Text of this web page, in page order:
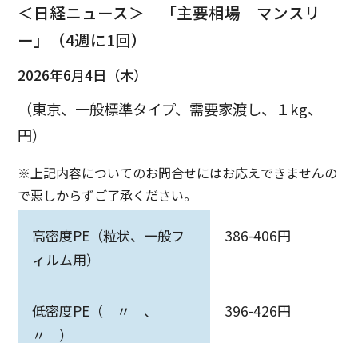
＜日経ニュース＞ 「主要相場 マンスリ
ー」（4週に1回）
2026年6月4日（木）
（東京、一般標準タイプ、需要家渡し、１kg、
円）
※上記内容についてのお問合せにはお応えできませんの
で悪しからずご了承ください。
高密度PE（粒状、一般フ
ィルム用）
386-406円
低密度PE（ 〃 、
〃 ）
396-426円